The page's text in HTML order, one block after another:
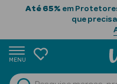
Até 65% em
que
MENU